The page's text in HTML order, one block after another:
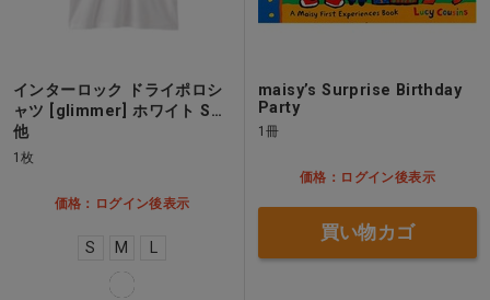
インターロック ドライポロシ
ャツ [glimmer] ホワイト S…
他
1枚
価格：ログイン後表示
S M
maisy’s Surprise Birthday
Party
1冊
価格：ログイン後表示
買い物カゴ